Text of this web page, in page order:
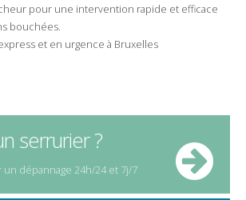
pour une intervention rapide et efficace
bouchées
et en urgence à Bruxelles
serrurier ?
un dépannage 24h/24 et 7j/7